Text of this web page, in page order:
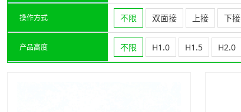
操作方式 不限 双面接 上接 下接
产品高度 不限 H1.0 H1.5 H2.0